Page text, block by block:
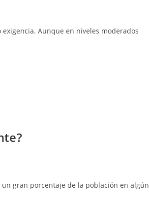
Aunque en niveles moderados
gran porcentaje de la población en algún